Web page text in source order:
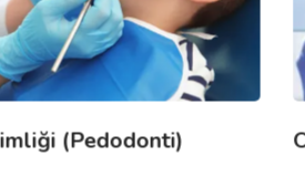
(Pedodonti)